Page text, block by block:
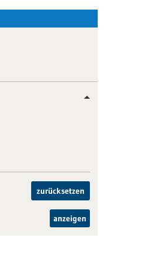
zurücksetzen
anzeigen